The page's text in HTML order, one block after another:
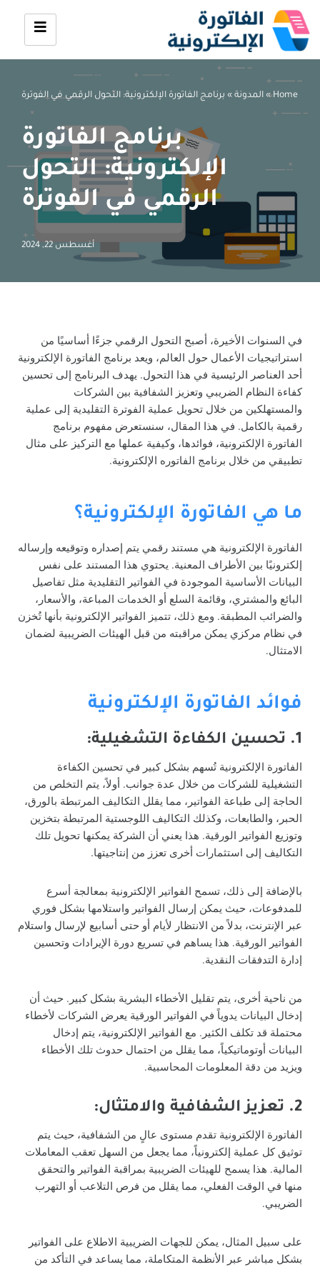
تخطى
Home
» المدونة » برنامج الفاتورة الإلكترونية: التحول الرقمي في الفوترة
برنامج الفاتورة
الإلكترونية: التحول
الرقمي في الفوترة
أغسطس 22, 2024
في السنوات الأخيرة، أصبح التحول الرقمي جزءًا أساسيًا من
استراتيجيات الأعمال حول العالم، ويعد برنامج الفاتورة الإلكترونية
أحد العناصر الرئيسية في هذا التحول. يهدف البرنامج إلى تحسين
كفاءة النظام الضريبي وتعزيز الشفافية بين الشركات
والمستهلكين من خلال تحويل عملية الفوترة التقليدية إلى عملية
رقمية بالكامل. في هذا المقال، سنستعرض مفهوم برنامج
الفاتورة الإلكترونية، فوائدها، وكيفية عملها مع التركيز على مثال
تطبيقي من خلال برنامج الفاتوره الإلكترونية.
ما هي الفاتورة الإلكترونية؟
الفاتورة الإلكترونية هي مستند رقمي يتم إصداره وتوقيعه وإرساله
إلكترونيًا بين الأطراف المعنية. يحتوي هذا المستند على نفس
البيانات الأساسية الموجودة في الفواتير التقليدية مثل تفاصيل
البائع والمشتري، وقائمة السلع أو الخدمات المباعة، والأسعار،
والضرائب المطبقة. ومع ذلك، تتميز الفواتير الإلكترونية بأنها تُخزن
في نظام مركزي يمكن مراقبته من قبل الهيئات الضريبية لضمان
الامتثال.
فوائد الفاتورة الإلكترونية
1. تحسين الكفاءة التشغيلية:
الفاتورة الإلكترونية تُسهم بشكل كبير في تحسين الكفاءة
التشغيلية للشركات من خلال عدة جوانب. أولاً، يتم التخلص من
الحاجة إلى طباعة الفواتير، مما يقلل التكاليف المرتبطة بالورق،
الحبر، والطابعات، وكذلك التكاليف اللوجستية المرتبطة بتخزين
وتوزيع الفواتير الورقية. هذا يعني أن الشركة يمكنها تحويل تلك
التكاليف إلى استثمارات أخرى تعزز من إنتاجيتها.
بالإضافة إلى ذلك، تسمح الفواتير الإلكترونية بمعالجة أسرع
للمدفوعات، حيث يمكن إرسال الفواتير واستلامها بشكل فوري
عبر الإنترنت، بدلاً من الانتظار لأيام أو حتى أسابيع لإرسال واستلام
الفواتير الورقية. هذا يساهم في تسريع دورة الإيرادات وتحسين
إدارة التدفقات النقدية.
من ناحية أخرى، يتم تقليل الأخطاء البشرية بشكل كبير. حيث أن
إدخال البيانات يدوياً في الفواتير الورقية يعرض الشركات لأخطاء
محتملة قد تكلف الكثير. مع الفواتير الإلكترونية، يتم إدخال
البيانات أوتوماتيكياً، مما يقلل من احتمال حدوث تلك الأخطاء
ويزيد من دقة المعلومات المحاسبية.
2. تعزيز الشفافية والامتثال:
الفاتورة الإلكترونية تقدم مستوى عالٍ من الشفافية، حيث يتم
توثيق كل عملية إلكترونياً، مما يجعل من السهل تعقب المعاملات
المالية. هذا يسمح للهيئات الضريبية بمراقبة الفواتير والتحقق
منها في الوقت الفعلي، مما يقلل من فرص التلاعب أو التهرب
الضريبي.
على سبيل المثال، يمكن للجهات الضريبية الاطلاع على الفواتير
بشكل مباشر عبر الأنظمة المتكاملة، مما يساعد في التأكد من